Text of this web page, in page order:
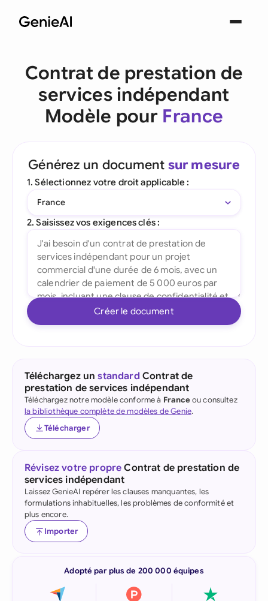
Contrat de prestation de
services indépendant
Modèle pour France
Générez un document sur mesure
1. Sélectionnez votre droit applicable :
France
2. Saisissez vos exigences clés :
Créer le document
Téléchargez unstandardContrat de
prestation de services indépendant
Téléchargez notre modèle conforme à Franceou consultez
la bibliothèque complète de modèles de Genie.
Télécharger
Révisez votre propre Contrat de prestation de
services indépendant
Laissez GenieAI repérer les clauses manquantes, les
formulations inhabituelles, les problèmes de conformité et
plus encore.
Importer
Adopté par plus de 200 000 équipes